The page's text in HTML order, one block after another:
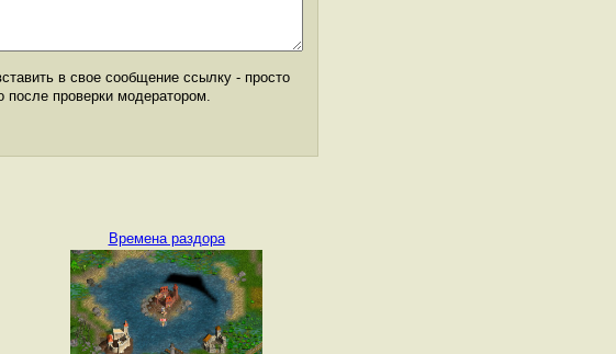
в свое сообщение ссылку - просто
проверки модератором.
Времена раздора